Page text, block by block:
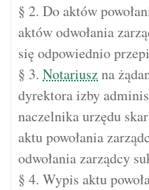
§ 2. Do aktów
aktów odwołania
się odpowiednio
§ 3. Notariuszna
dyrektora izby
naczelnika urzędu
aktu powołania
odwołania zarządcy
§ 4. Wypis aktu